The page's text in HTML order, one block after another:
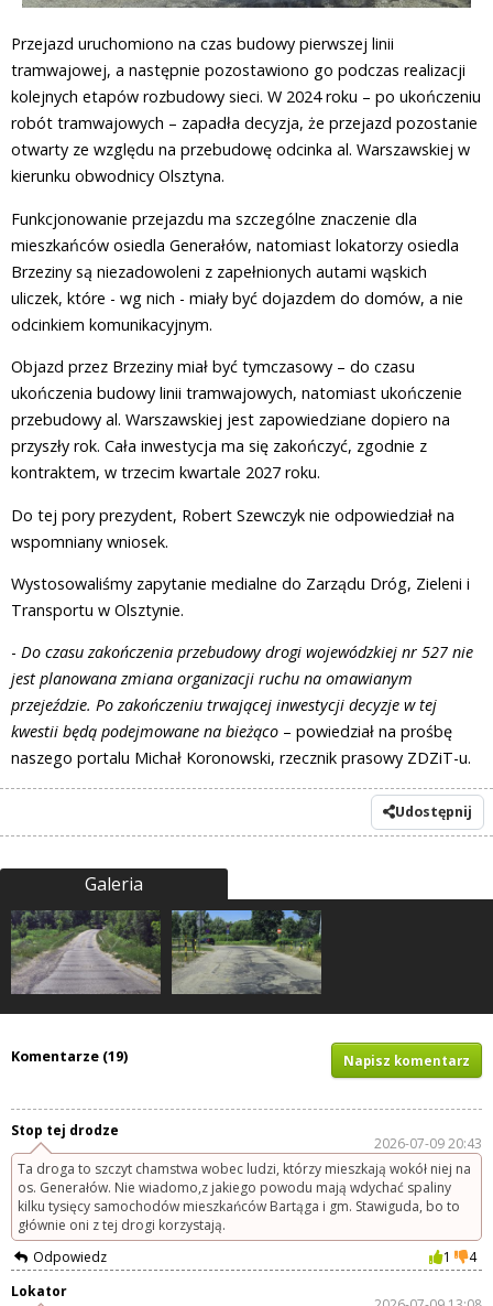
Przejazd uruchomiono na czas budowy pierwszej linii
tramwajowej, a następnie pozostawiono go podczas realizacji
kolejnych etapów rozbudowy sieci. W 2024 roku – po ukończeniu
robót tramwajowych – zapadła decyzja, że przejazd pozostanie
otwarty ze względu na przebudowę odcinka al. Warszawskiej w
kierunku obwodnicy Olsztyna.
Funkcjonowanie przejazdu ma szczególne znaczenie dla
mieszkańców osiedla Generałów, natomiast lokatorzy osiedla
Brzeziny są niezadowoleni z zapełnionych autami wąskich
uliczek, które - wg nich - miały być dojazdem do domów, a nie
odcinkiem komunikacyjnym.
Objazd przez Brzeziny miał być tymczasowy – do czasu
ukończenia budowy linii tramwajowych, natomiast ukończenie
przebudowy al. Warszawskiej jest zapowiedziane dopiero na
przyszły rok. Cała inwestycja ma się zakończyć, zgodnie z
kontraktem, w trzecim kwartale 2027 roku.
Do tej pory prezydent, Robert Szewczyk nie odpowiedział na
wspomniany wniosek.
Wystosowaliśmy zapytanie medialne do Zarządu Dróg, Zieleni i
Transportu w Olsztynie.
- Do czasu zakończenia przebudowy drogi wojewódzkiej nr 527 nie
jest planowana zmiana organizacji ruchu na omawianym
przejeździe. Po zakończeniu trwającej inwestycji decyzje w tej
kwestii będą podejmowane na bieżąco – powiedział na prośbę
naszego portalu Michał Koronowski, rzecznik prasowy ZDZiT-u.
Udostępnij
Galeria
Komentarze (19) Napisz komentarz
Stop tej drodze
2026-07-09 20:43
Ta droga to szczyt chamstwa wobec ludzi, którzy mieszkają wokół niej na
os. Generałów. Nie wiadomo,z jakiego powodu mają wdychać spaliny
kilku tysięcy samochodów mieszkańców Bartąga i gm. Stawiguda, bo to
głównie oni z tej drogi korzystają.
Odpowiedz
1
4
Lokator